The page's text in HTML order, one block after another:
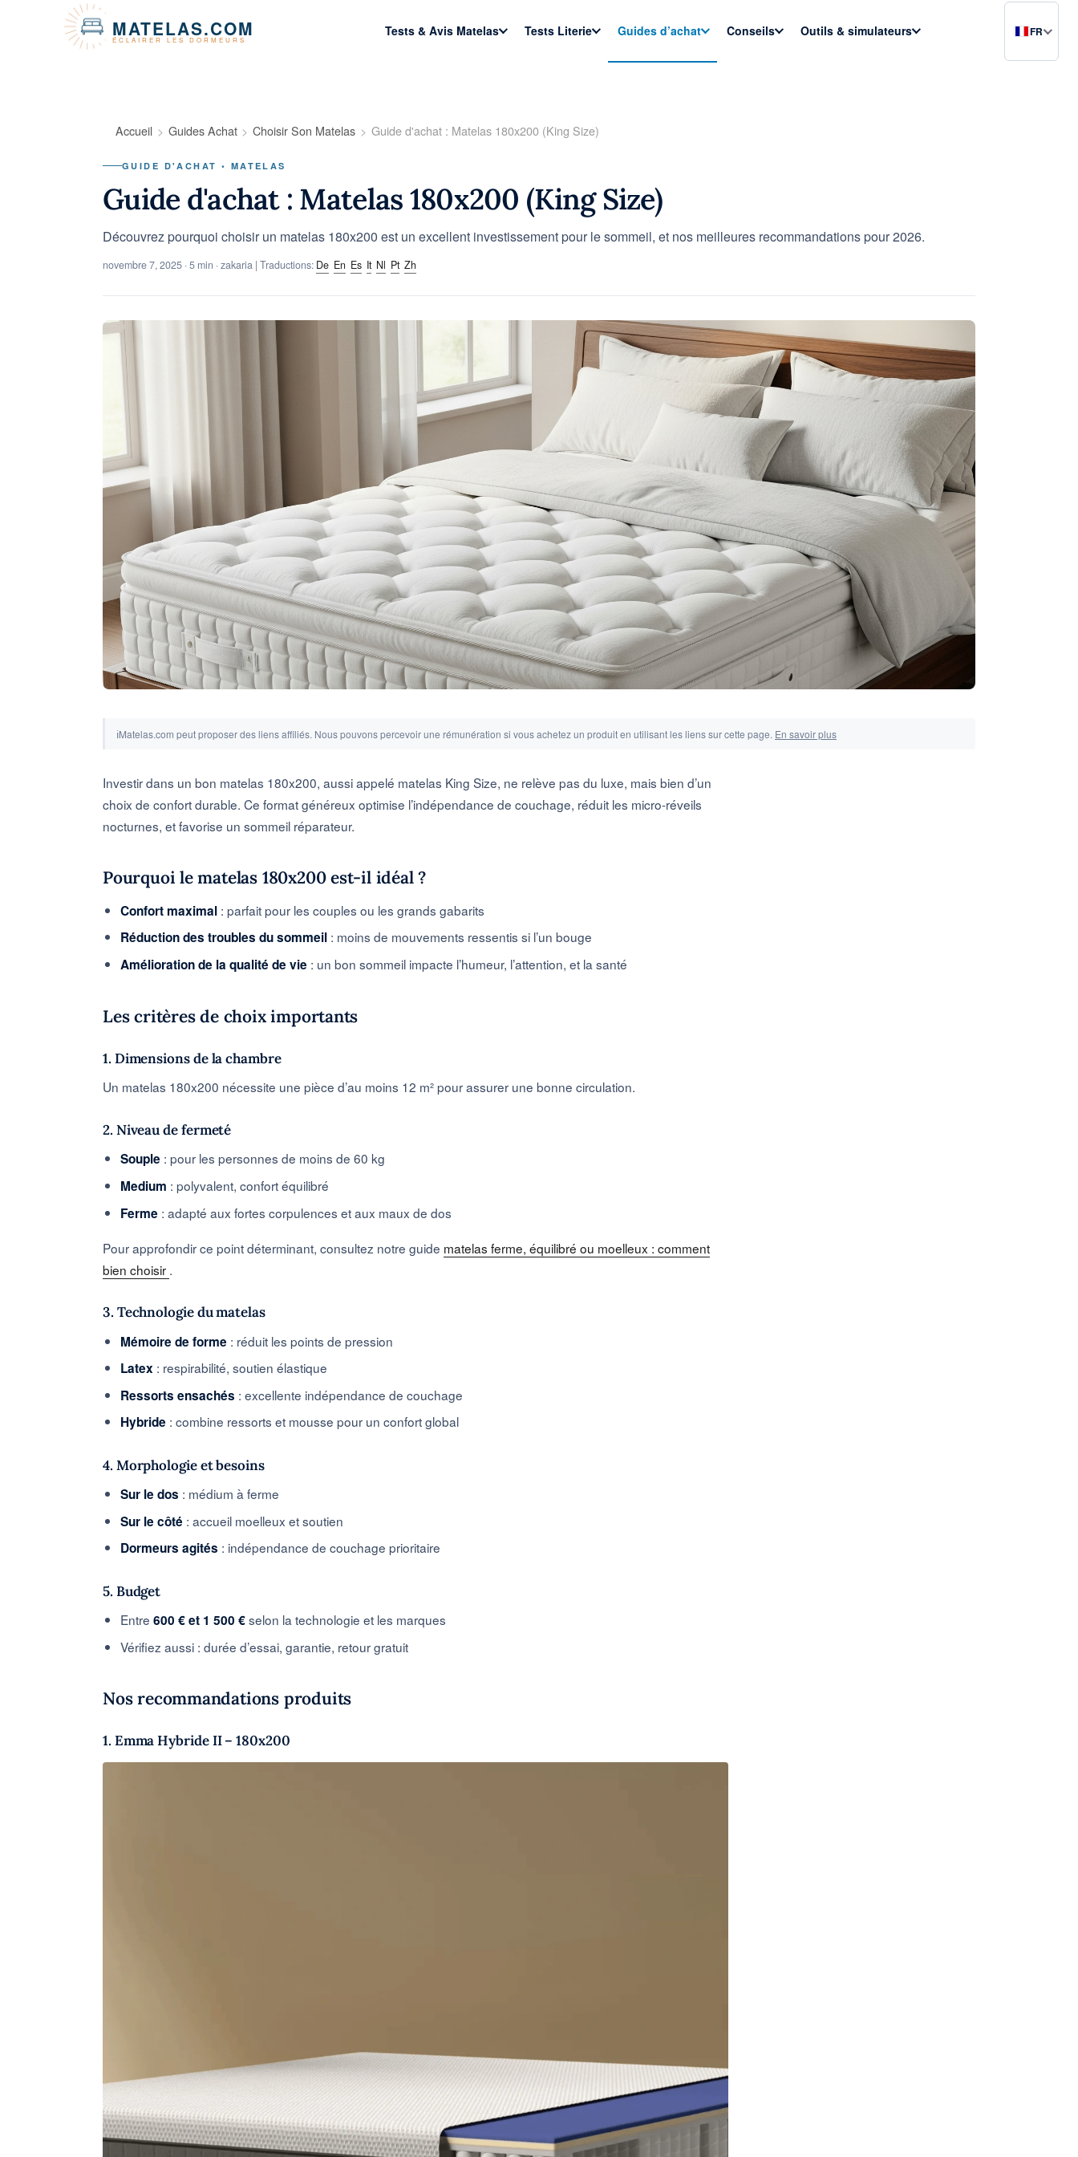
MATELAS.COM
ÉCLAIRER LES DORMEURS
Tests & Avis Matelas Tests Literie Guides d’achat Conseils Outils & simulateurs FR
Accueil Guides Achat Choisir Son Matelas Guide d'achat : Matelas 180x200 (King Size)
GUIDE D'ACHAT • MATELAS
Guide d'achat : Matelas 180x200 (King Size)
Découvrez pourquoi choisir un matelas 180x200 est un excellent investissement pour le sommeil, et nos meilleures recommandations pour 2026.
novembre 7, 2025 · 5 min · zakaria | Traductions: De En Es It Nl Pt Zh
ℹMatelas.com peut proposer des liens affiliés. Nous pouvons percevoir une rémunération si vous achetez un produit en utilisant les liens sur cette page. En savoir plus
Investir dans un bon matelas 180x200, aussi appelé matelas King Size, ne relève pas du luxe, mais bien d’un
choix de confort durable. Ce format généreux optimise l’indépendance de couchage, réduit les micro-réveils
nocturnes, et favorise un sommeil réparateur.
Pourquoi le matelas 180x200 est-il idéal ?
Confort maximal : parfait pour les couples ou les grands gabarits
Réduction des troubles du sommeil : moins de mouvements ressentis si l’un bouge
Amélioration de la qualité de vie : un bon sommeil impacte l’humeur, l’attention, et la santé
Les critères de choix importants
1. Dimensions de la chambre
Un matelas 180x200 nécessite une pièce d’au moins 12 m² pour assurer une bonne circulation.
2. Niveau de fermeté
Souple : pour les personnes de moins de 60 kg
Medium : polyvalent, confort équilibré
Ferme : adapté aux fortes corpulences et aux maux de dos
Pour approfondir ce point déterminant, consultez notre guide matelas ferme, équilibré ou moelleux : comment
bien choisir .
3. Technologie du matelas
Mémoire de forme : réduit les points de pression
Latex : respirabilité, soutien élastique
Ressorts ensachés : excellente indépendance de couchage
Hybride : combine ressorts et mousse pour un confort global
4. Morphologie et besoins
Sur le dos : médium à ferme
Sur le côté : accueil moelleux et soutien
Dormeurs agités : indépendance de couchage prioritaire
5. Budget
Entre600 € et 1 500 €selon la technologie et les marques
Vérifiez aussi : durée d’essai, garantie, retour gratuit
Nos recommandations produits
1. Emma Hybride II – 180x200
Panneau de gestion des cookies